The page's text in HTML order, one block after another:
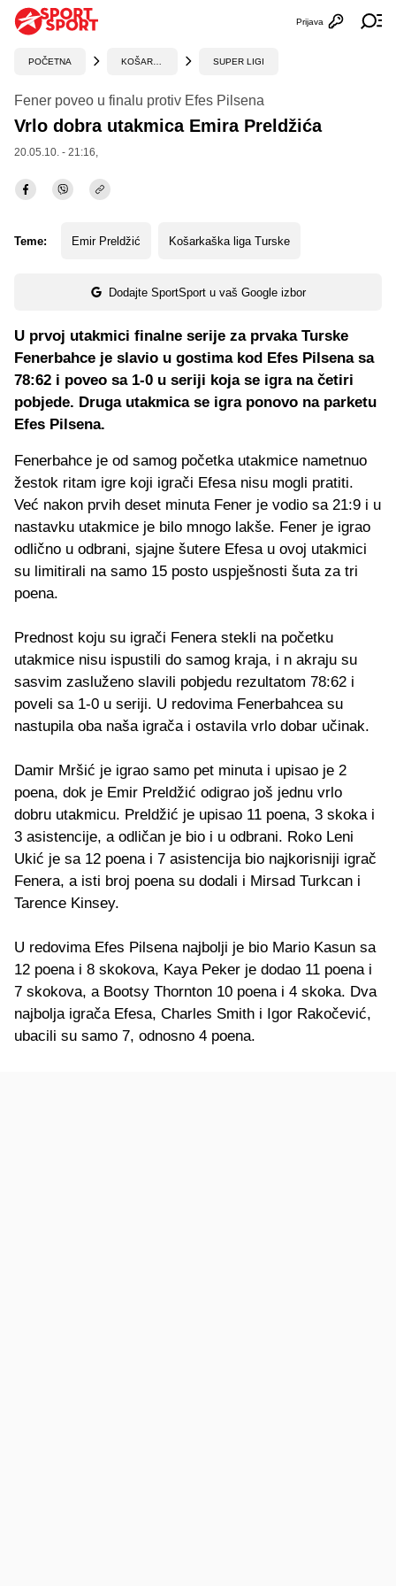
Otvori
Prijava
POČETNA SUPER LIGI
Fener poveo u finalu protiv Efes Pilsena
Vrlo dobra utakmica Emira Preldžića
20.05.10. - 21:16,
Teme: Emir Preldžić Košarkaška liga Turske
Dodajte SportSport u vaš Google izbor
U prvoj utakmici finalne serije za prvaka Turske
Fenerbahce je slavio u gostima kod Efes Pilsena sa
78:62 i poveo sa 1-0 u seriji koja se igra na četiri
pobjede. Druga utakmica se igra ponovo na parketu
Efes Pilsena.
Fenerbahce je od samog početka utakmice nametnuo
žestok ritam igre koji igrači Efesa nisu mogli pratiti.
Već nakon prvih deset minuta Fener je vodio sa 21:9 i u
nastavku utakmice je bilo mnogo lakše. Fener je igrao
odlično u odbrani, sjajne šutere Efesa u ovoj utakmici
su limitirali na samo 15 posto uspješnosti šuta za tri
poena.
Prednost koju su igrači Fenera stekli na početku
utakmice nisu ispustili do samog kraja, i n akraju su
sasvim zasluženo slavili pobjedu rezultatom 78:62 i
poveli sa 1-0 u seriji. U redovima Fenerbahcea su
nastupila oba naša igrača i ostavila vrlo dobar učinak.
Damir Mršić je igrao samo pet minuta i upisao je 2
poena, dok je Emir Preldžić odigrao još jednu vrlo
dobru utakmicu. Preldžić je upisao 11 poena, 3 skoka i
3 asistencije, a odličan je bio i u odbrani. Roko Leni
Ukić je sa 12 poena i 7 asistencija bio najkorisniji igrač
Fenera, a isti broj poena su dodali i Mirsad Turkcan i
Tarence Kinsey.
U redovima Efes Pilsena najbolji je bio Mario Kasun sa
12 poena i 8 skokova, Kaya Peker je dodao 11 poena i
7 skokova, a Bootsy Thornton 10 poena i 4 skoka. Dva
najbolja igrača Efesa, Charles Smith i Igor Rakočević,
ubacili su samo 7, odnosno 4 poena.